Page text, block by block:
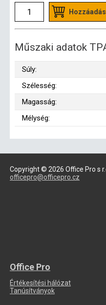
Műszaki adatok
Súly:
Szélesség:
Magasság:
Mélység:
Copyright © 2026 Office Pro s
officepro@officepro.cz
Office Pro
Értékesítési hálózat
Tanúsítványok